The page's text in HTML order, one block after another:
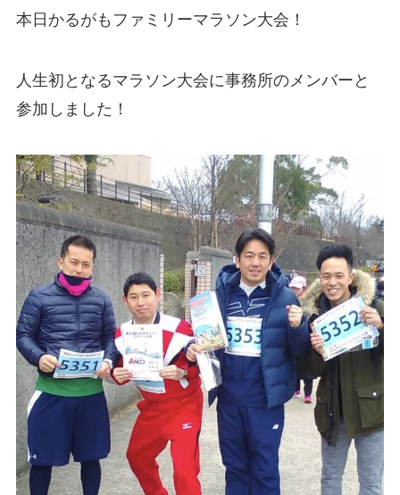
本日かるがもファミリーマラソン大会！
人生初となるマラソン大会に事務所のメンバーと
参加しました！